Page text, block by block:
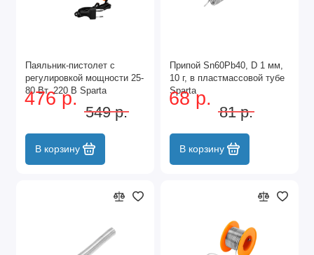
Паяльник-пистолет с
регулировкой мощности 25-
80 Вт, 220 В Sparta
476 р.
549 р.
В корзину
Припой Sn60Pb40, D 1 мм,
10 г, в пластмассовой тубе
Sparta
68 р.
81 р.
В корзину